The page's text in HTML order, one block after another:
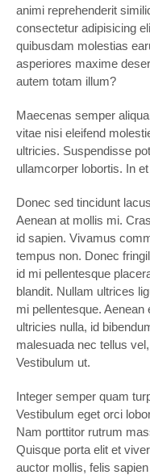
animi reprehenderit
consectetur adipisicing
quibusdam molestias
asperiores maxime
autem totam illum?
Maecenas semper
vitae nisi eleifend
ultricies. Suspendisse
ullamcorper lobortis. In
Donec sed tincidunt
Aenean at mollis mi.
id sapien. Vivamus
tempus non. Donec
id mi pellentesque
blandit. Nullam ultrices
mi pellentesque.
ultricies nulla, id
malesuada nec tellus
Vestibulum ut.
Integer semper quam
Vestibulum eget orci
Nam porttitor rutrum
Quisque porta elit et
auctor mollis, felis